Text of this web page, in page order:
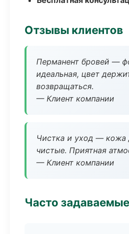
Отзывы клиентов
Перманент бровей —
идеальная, цвет
возвращаться.
— Клиент компании
Чистка и уход —
чистые. Приятная
— Клиент компании
Часто